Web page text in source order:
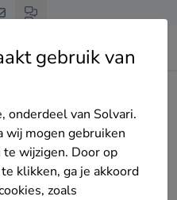
gebruik van
onderdeel van Solvari.
wij mogen gebruiken
wijzigen. Door op
klikken, ga je akkoord
zoals